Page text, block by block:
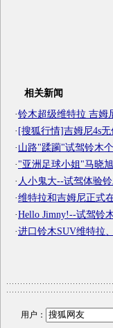
相关新闻
·铃木超级维特拉 吉姆
·[搜狐行情]吉姆尼4s
·山路"蹂躏"试驾铃木
·"亚洲足球小姐"马晓
· 人小鬼大--试驾体验
·维特拉和吉姆尼正式
·Hello Jimny!--试驾铃
·进口铃木SUV维特拉
用户：